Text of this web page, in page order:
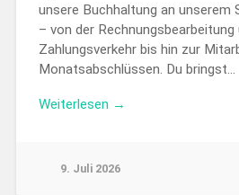
unsere Buchhaltung an unserem
– von der Rechnungsbearbeitung
Zahlungsverkehr bis hin zur
Monatsabschlüssen. Du bringst…
Weiterlesen →
9. Juli 2026